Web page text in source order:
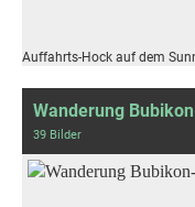
Auffahrts-Hock auf dem
Wanderung
39 Bilder